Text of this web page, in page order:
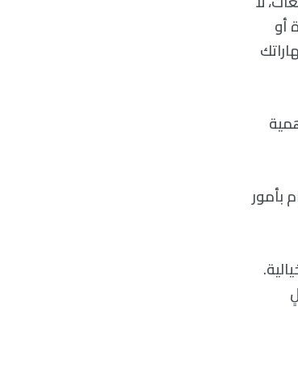
أو
بأمور
الخيالية.